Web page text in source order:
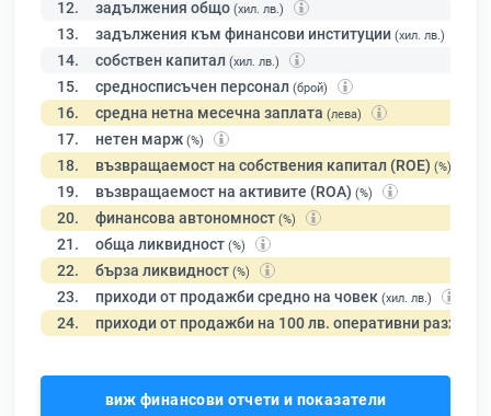
12. задължения общо (хил. лв.)
13. задължения към финансови институции (хил. лв.)
14. собствен капитал (хил. лв.)
15. средносписъчен персонал (брой)
16. средна нетна месечна заплата (лева)
17. нетен марж (%)
18. възвращаемост на собствения капитал (ROE) (%)
19. възвращаемост на активите (ROA) (%)
20. финансова автономност (%)
21. обща ликвидност (%)
22. бърза ликвидност (%)
23. приходи от продажби средно на човек (хил. лв.)
24. приходи от продажби на 100 лв. оперативни разходи
виж финансови отчети и показатели